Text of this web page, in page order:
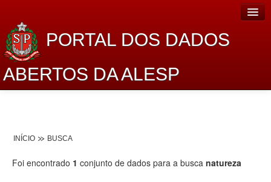
PORTAL DOS DADOS
ABERTOS DA ALESP
Lei de Acesso à Informação
INÍCIO BUSCA
Foi encontrado 1 conjunto de dados para a busca natureza